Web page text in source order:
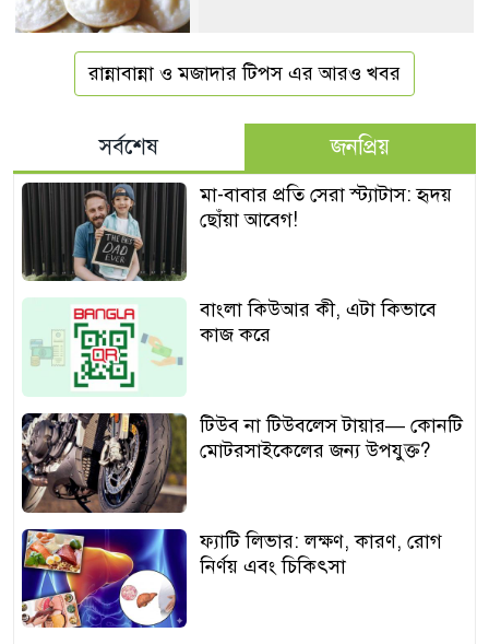
রান্নাবান্না ও মজাদার টিপস এর আরও খবর
সর্বশেষ জনপ্রিয়
মা-বাবার প্রতি সেরা স্ট্যাটাস: হৃদয়
ছোঁয়া আবেগ!
বাংলা কিউআর কী, এটা কিভাবে
কাজ করে
টিউব না টিউবলেস টায়ার— কোনটি
মোটরসাইকেলের জন্য উপযুক্ত?
ফ্যাটি লিভার: লক্ষণ, কারণ, রোগ
নির্ণয় এবং চিকিৎসা